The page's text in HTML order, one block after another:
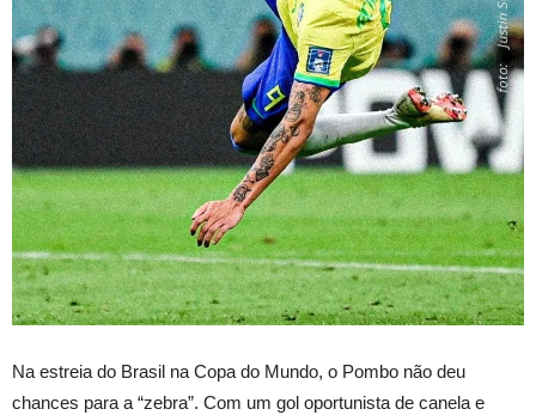
Na estreia do Brasil na Copa do Mundo, o Pombo não deu
chances para a “zebra”. Com um gol oportunista de canela e